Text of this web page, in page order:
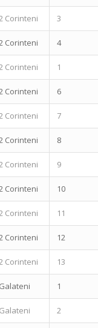
Corinteni 3
Corinteni 4
Corinteni 1
Corinteni 6
Corinteni 7
Corinteni 8
Corinteni 9
Corinteni 10
Corinteni 11
Corinteni 12
Corinteni 13
Galateni 1
Galateni 2